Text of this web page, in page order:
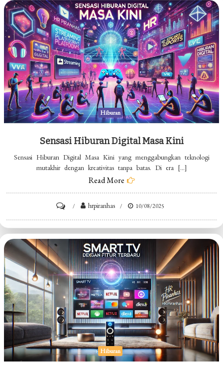
Virtual
Yang
Hits
Hiburan
Sensasi Hiburan Digital Masa Kini
Sensasi Hiburan Digital Masa Kini yang menggabungkan teknologi
mutakhir dengan kreativitas tanpa batas. Di era […]
Read More
Sensasi
Hiburan
Masa
Kini
hrpiranhas 10/08/2025
Hiburan